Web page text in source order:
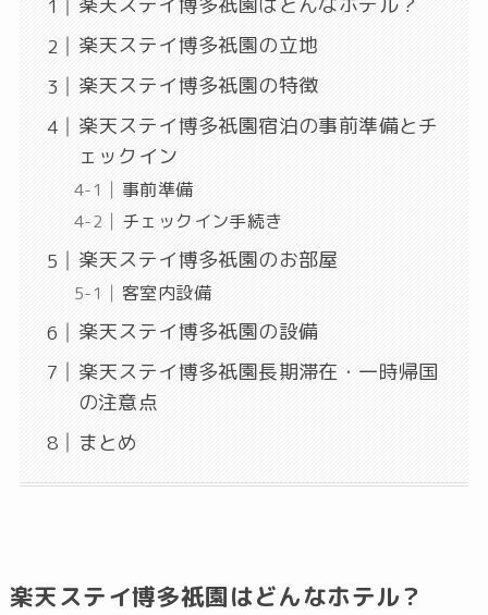
楽天ステイ博多祇園の立地
楽天ステイ博多祇園の特徴
楽天ステイ博多祇園宿泊の事前準備とチ
ェックイン
事前準備
チェックイン手続き
楽天ステイ博多祇園のお部屋
客室内設備
楽天ステイ博多祇園の設備
楽天ステイ博多祇園長期滞在・一時帰国
の注意点
まとめ
楽天ステイ博多祇園はどんなホテル？